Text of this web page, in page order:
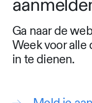
Ga naar de
Week voor alle
in te dienen.